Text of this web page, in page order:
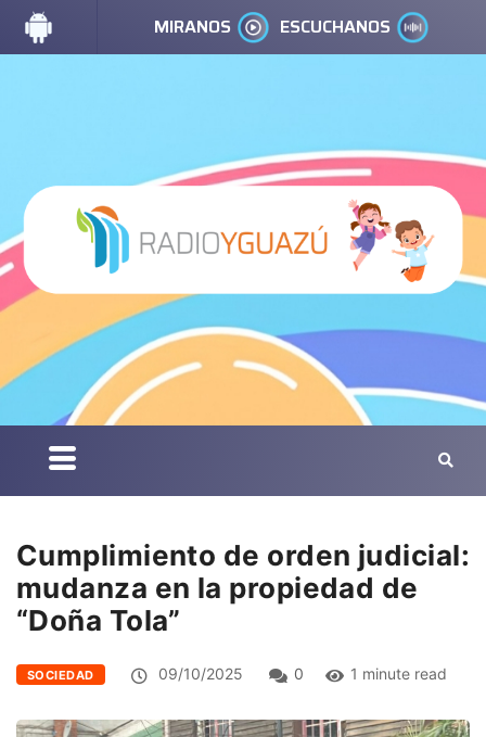
MIRANOS ESCUCHANOS
Cumplimiento de orden judicial:
mudanza en la propiedad de
“Doña Tola”
SOCIEDAD 09/10/2025 0 1 minute read